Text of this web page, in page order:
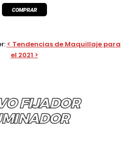
< Tendencias de Maquillaje para
el 2021 >
FIJADOR